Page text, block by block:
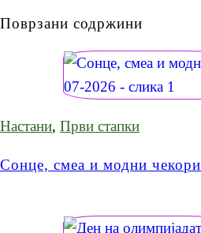
Поврзани содржини
Настани, Први стапки
Сонце, смеа и модни чекори